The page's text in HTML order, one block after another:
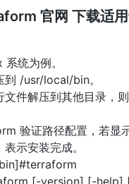
官网 下载适
统为例。
到 /usr/local/bin。
文件解压到其他目录，
验证路径配置，若显
示安装完成。